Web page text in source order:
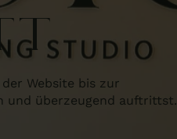
Website bis zur
und überzeugend auftrittst.